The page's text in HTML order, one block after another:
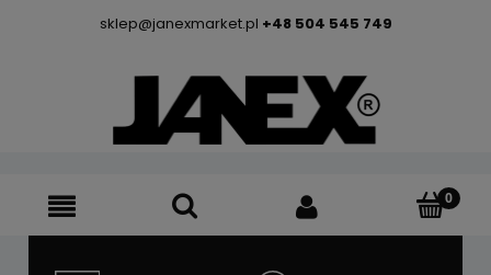
sklep@janexmarket.pl +48 504 545 749